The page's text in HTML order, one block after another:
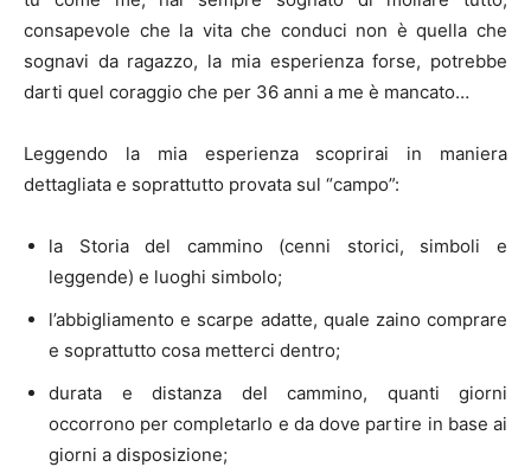
consapevole che la vita che conduci non è quella che
sognavi da ragazzo, la mia esperienza forse, potrebbe
darti quel coraggio che per 36 anni a me è mancato…
Leggendo la mia esperienza scoprirai in maniera
dettagliata e soprattutto provata sul “campo”:
la Storia del cammino (cenni storici, simboli e
leggende) e luoghi simbolo;
l’abbigliamento e scarpe adatte, quale zaino comprare
e soprattutto cosa metterci dentro;
durata e distanza del cammino, quanti giorni
occorrono per completarlo e da dove partire in base ai
giorni a disposizione;